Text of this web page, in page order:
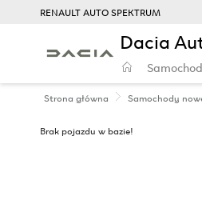
RENAULT AUTO SPEKTRUM
Dacia
Strona główna Samochody
Brak pojazdu w bazie!